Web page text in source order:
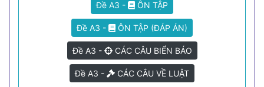
Đề A3 - ÔN TẬP
Đề A3 - ÔN TẬP (ĐÁP ÁN)
Đề A3 - CÁC CÂU BIỂN BÁO
Đề A3 - CÁC CÂU VỀ LUẬT